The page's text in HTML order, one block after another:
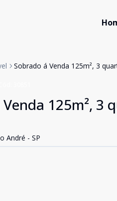
Sobrado á Venda 125m², 3
125m², 3
André - SP